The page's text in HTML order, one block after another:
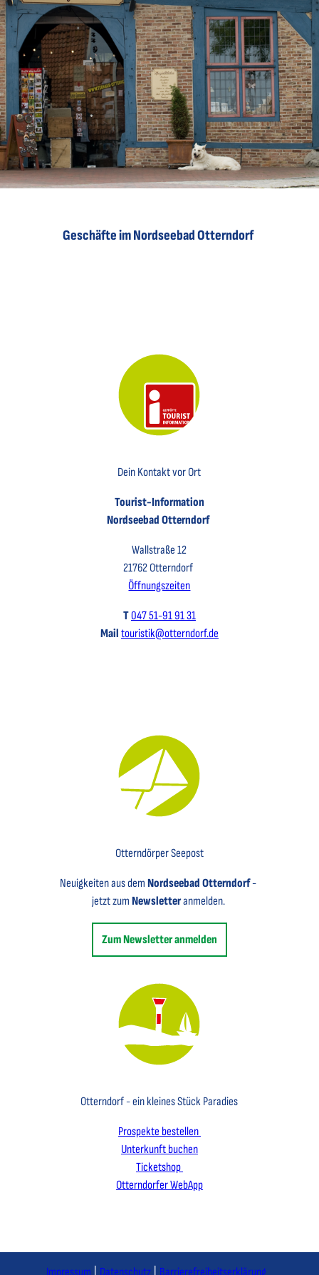
Geschäfte im Nordseebad Otterndorf
Dein Kontakt vor Ort
Tourist-Information
Nordseebad Otterndorf
Wallstraße 12
21762 Otterndorf
Öffnungszeiten
T047 51-91 91 31
Mail touristik@otterndorf.de
Otterndörper Seepost
Neuigkeiten aus demNordseebad Otterndorf-
jetzt zum Newsletteranmelden.
Zum Newsletter anmelden
Otterndorf - ein kleines Stück Paradies
Prospekte bestellen
Unterkunft buchen
Ticketshop
Otterndorfer WebApp